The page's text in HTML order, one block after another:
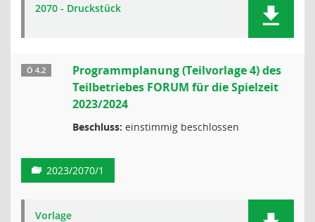
2070 - Druckstück
Ö 4.2
Programmplanung (Teilvorlage 4) des
Teilbetriebes FORUM für die Spielzeit
2023/2024
Beschluss: einstimmig beschlossen
2023/2070/1
Vorlage